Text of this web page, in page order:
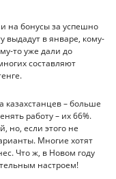
на бонусы за успешно
выдадут в январе, кому-
то уже дали до
составляют
– больше
работу – их 66%.
но, если этого не
Многие хотят
Что ж, в Новом году
настроем!